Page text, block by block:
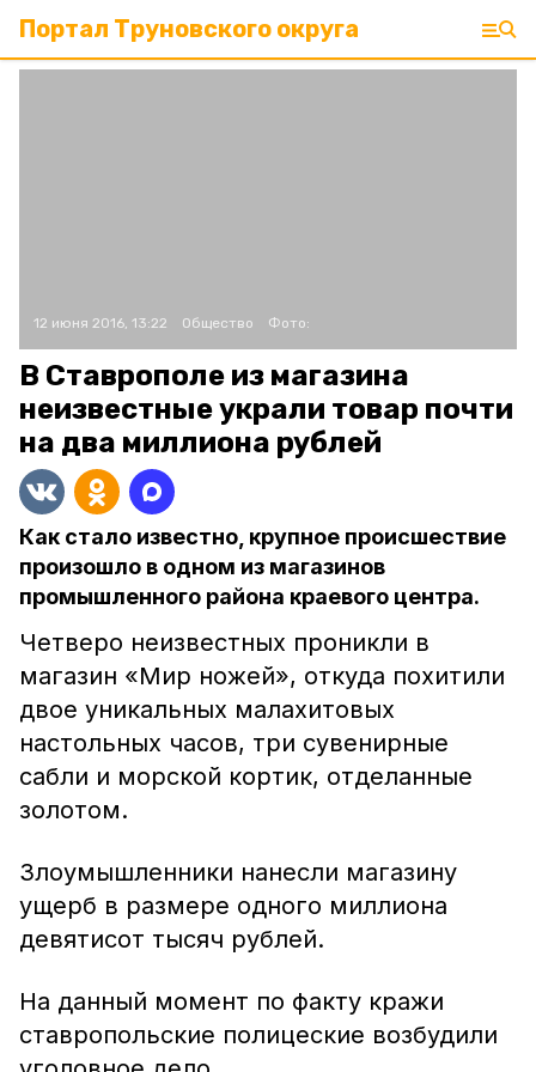
Портал Труновского округа
12 июня 2016, 13:22 Общество Фото:
В Ставрополе из магазина
неизвестные украли товар почти
на два миллиона рублей
Как стало известно, крупное происшествие
произошло в одном из магазинов
промышленного района краевого центра.
Четверо неизвестных проникли в
магазин «Мир ножей», откуда похитили
двое уникальных малахитовых
настольных часов, три сувенирные
сабли и морской кортик, отделанные
золотом.
Злоумышленники нанесли магазину
ущерб в размере одного миллиона
девятисот тысяч рублей.
На данный момент по факту кражи
ставропольские полицеские возбудили